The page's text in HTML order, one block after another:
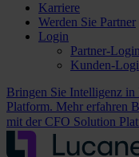
Karriere
Werden Sie Partner
Login
Partner-Login
Kunden-
Bringen Sie Intelligenz
Platform. Mehr erfahren
mit der CFO Solution